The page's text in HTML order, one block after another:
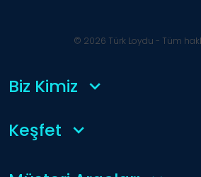
© 2026 Türk Loydu - Tüm
Biz Kimiz
Keşfet